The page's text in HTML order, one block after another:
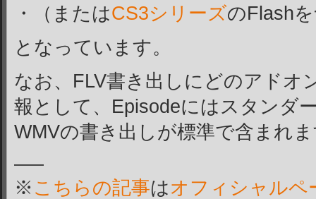
・（またはCS3シリーズのFlash
となっています。
なお、FLV書き出しにどのアドオ
報として、Episodeにはスタンダ
WMVの書き出しが標準で含まれ
—–
※ こちらの記事はオフィシャルペ